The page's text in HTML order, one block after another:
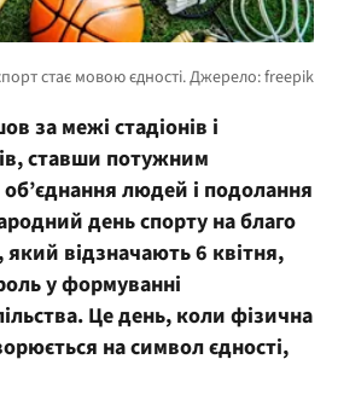
за межі стадіонів і
ставши потужним
людей і подолання
день спорту на благо
відзначають 6 квітня,
у формуванні
Це день, коли фізична
на символ єдності,